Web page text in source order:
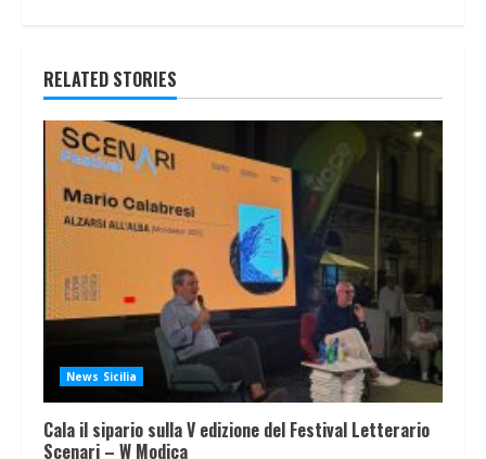
RELATED STORIES
News Sicilia
Cala il sipario sulla V edizione del Festival Letterario
Scenari – W Modica